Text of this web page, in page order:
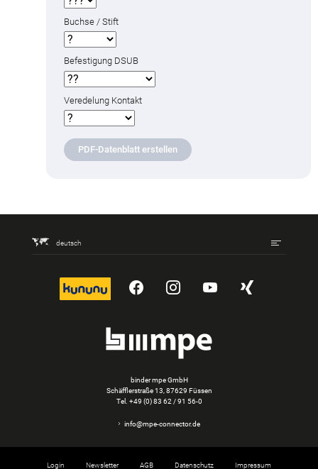
Buchse / Stift
Befestigung DSUB
Veredelung Kontakt
PDF-Datenblatt erstellen
deutsch
kununu YouTubeInstagram
YouTubeXing
binder mpe GmbH
Schäfflerstraße 13, 87629 Füssen
Tel. +49 (0) 83 62 / 91 56-0
info@mpe-connector.de
Login Newsletter AGB Datenschutz Impressum